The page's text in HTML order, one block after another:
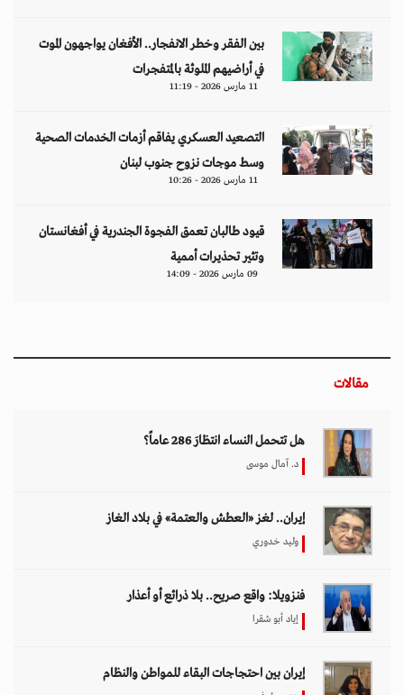
بين الفقر وخطر الانفجار.. الأفغان يواجهون الموت
في أراضيهم الملوثة بالمتفجرات
11 مارس 2026 - 11:19
التصعيد العسكري يفاقم أزمات الخدمات الصحية
وسط موجات نزوح جنوب لبنان
11 مارس 2026 - 10:26
قيود طالبان تعمق الفجوة الجندرية في أفغانستان
وتثير تحذيرات أممية
09 مارس 2026 - 14:09
مقالات
هل تتحمل النساء انتظارَ 286 عاماً؟
د. آمال موسى
إيران.. لغز «العطش والعتمة» في بلاد الغاز
وليد خدوري
فنزويلا: واقع صريح.. بلا ذرائع أو أعذار
إياد أبو شقرا
إيران بين احتجاجات البقاء للمواطن والنظام